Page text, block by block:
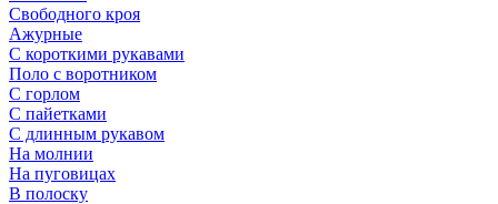
Свободного кроя
Ажурные
С короткими рукавами
Поло с воротником
С горлом
С пайетками
С длинным рукавом
На молнии
На пуговицах
В полоску